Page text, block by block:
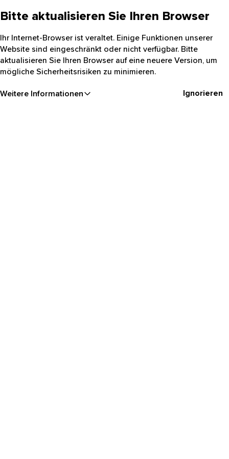
Bitte aktualisieren Sie Ihren Browser
Ihr Internet-Browser ist veraltet. Einige Funktionen unserer
Website sind eingeschränkt oder nicht verfügbar. Bitte
aktualisieren Sie Ihren Browser auf eine neuere Version, um
mögliche Sicherheitsrisiken zu minimieren.
Weitere Informationen Ignorieren